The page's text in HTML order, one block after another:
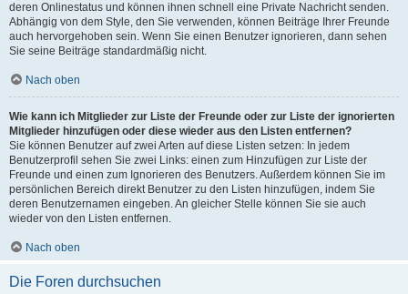
deren Onlinestatus und können ihnen schnell eine Private Nachricht senden.
Abhängig von dem Style, den Sie verwenden, können Beiträge Ihrer Freunde
auch hervorgehoben sein. Wenn Sie einen Benutzer ignorieren, dann sehen
Sie seine Beiträge standardmäßig nicht.
Nach oben
Wie kann ich Mitglieder zur Liste der Freunde oder zur Liste der ignorierten
Mitglieder hinzufügen oder diese wieder aus den Listen entfernen?
Sie können Benutzer auf zwei Arten auf diese Listen setzen: In jedem
Benutzerprofil sehen Sie zwei Links: einen zum Hinzufügen zur Liste der
Freunde und einen zum Ignorieren des Benutzers. Außerdem können Sie im
persönlichen Bereich direkt Benutzer zu den Listen hinzufügen, indem Sie
deren Benutzernamen eingeben. An gleicher Stelle können Sie sie auch
wieder von den Listen entfernen.
Nach oben
Die Foren durchsuchen